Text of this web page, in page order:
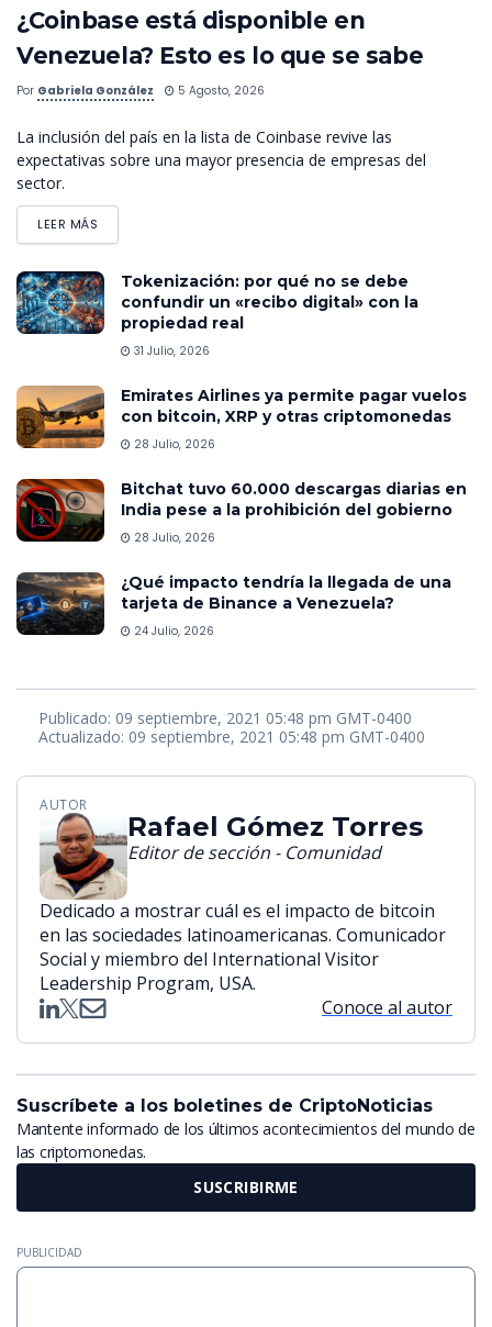
¿Coinbase está disponible en
Venezuela? Esto es lo que se sabe
Por Gabriela González 5 Agosto, 2026
La inclusión del país en la lista de Coinbase revive las
expectativas sobre una mayor presencia de empresas del
sector.
LEER MÁS
Tokenización: por qué no se debe
confundir un «recibo digital» con la
propiedad real
31 Julio, 2026
Emirates Airlines ya permite pagar vuelos
con bitcoin, XRP y otras criptomonedas
28 Julio, 2026
Bitchat tuvo 60.000 descargas diarias en
India pese a la prohibición del gobierno
28 Julio, 2026
¿Qué impacto tendría la llegada de una
tarjeta de Binance a Venezuela?
24 Julio, 2026
Publicado: 09 septiembre, 2021 05:48 pm GMT-0400
Actualizado: 09 septiembre, 2021 05:48 pm GMT-0400
AUTOR
Rafael Gómez Torres
Editor de sección - Comunidad
Dedicado a mostrar cuál es el impacto de bitcoin
en las sociedades latinoamericanas. Comunicador
Social y miembro del International Visitor
Leadership Program, USA.
Conoce al autor
Suscríbete a los boletines de CriptoNoticias
Mantente informado de los últimos acontecimientos del mundo de
las criptomonedas.
SUSCRIBIRME
PUBLICIDAD